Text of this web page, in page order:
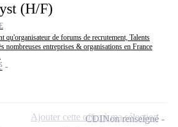
(H/F)
qu'organisateur de forums de recrutement, Talents
nombreuses entreprises & organisations en France
CDINon renseigné
Ajouter cette offre à ma sélection